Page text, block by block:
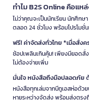
ทำไม B2S Online คือแ
ไม่ว่าคุณจะเป็นนักเรียน นักศึก
ตลอด 24 ชั่วโมง พร้อมโปรโมชั่
ฟรี! ค่าจัดส่งทั่วไทย *เมื่อสั่ง
ช้อปเพลินเกินคุ้ม! เพียงมียอด
ไม่ต้องจ่ายเพิ่ม
มั่นใจ หนังสือถึงมือปลอดภัย
หนังสือทุกเล่มจากบีทูเอสห่อด้ว
หายระหว่างจัดส่ง พร้อมส่งต